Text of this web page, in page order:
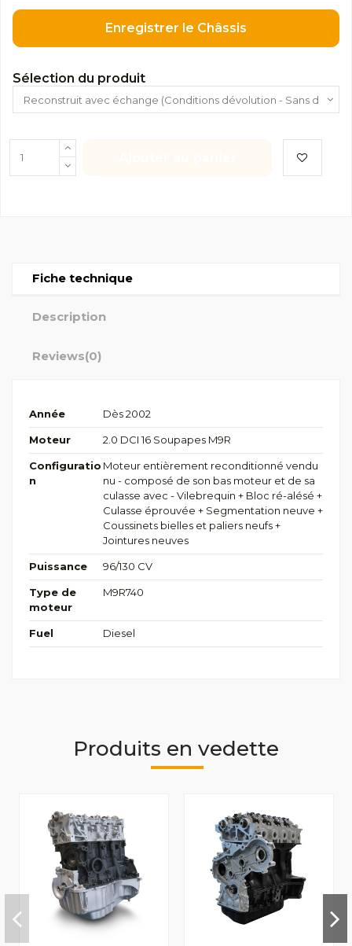
Enregistrer le Châssis
Sélection du produit
Fiche technique
Description
Reviews(0)
Année Dès 2002
Moteur 2.0 DCI 16 Soupapes M9R
Configuratio
n
Moteur entièrement reconditionné vendu
nu - composé de son bas moteur et de sa
culasse avec - Vilebrequin + Bloc ré-alésé +
Culasse éprouvée + Segmentation neuve +
Coussinets bielles et paliers neufs +
Jointures neuves
Puissance 96/130 CV
Type de
moteur
M9R740
Fuel Diesel
Produits en vedette